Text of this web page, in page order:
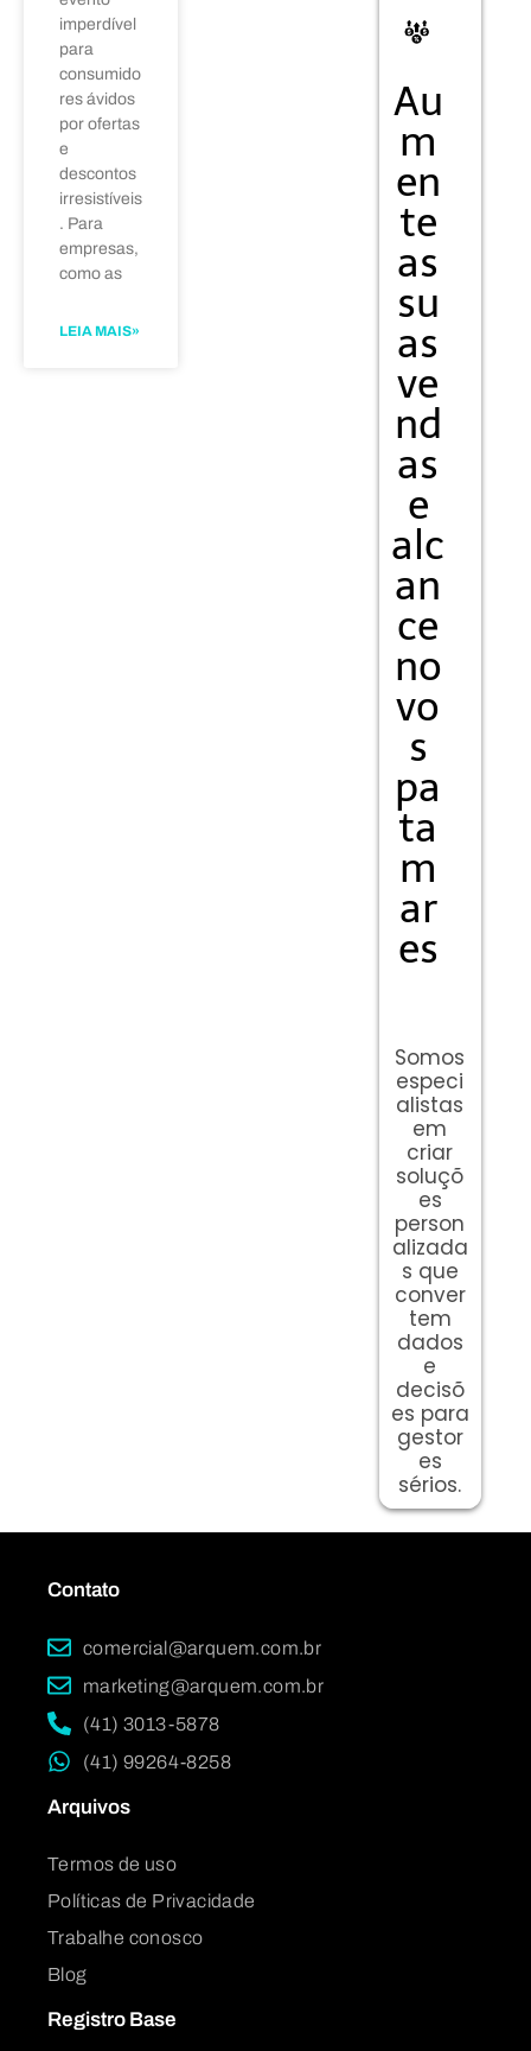
imperdível
para
consumido
res ávidos
por ofertas
e
descontos
irresistíveis
. Para
empresas,
como as
LEIA MAIS»
Au
m
en
te
as
su
as
ve
nd
as
e
alc
an
ce
no
vo
s
pa
ta
m
ar
es
Somos
especi
alistas
em
criar
soluçõ
es
person
alizada
s que
conver
tem
dados
e
decisõ
es para
gestor
es
sérios.
Contato
comercial@arquem.com.br
marketing@arquem.com.br
(41) 3013-5878
(41) 99264-8258
Arquivos
Termos de uso
Políticas de Privacidade
Trabalhe conosco
Blog
Registro Base